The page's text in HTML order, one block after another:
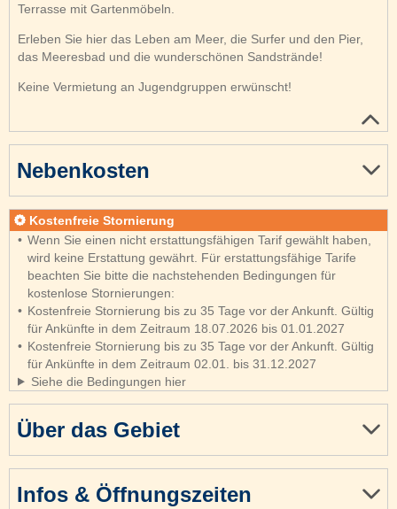
Terrasse mit Gartenmöbeln.
Erleben Sie hier das Leben am Meer, die Surfer und den Pier,
das Meeresbad und die wunderschönen Sandstrände!
Keine Vermietung an Jugendgruppen erwünscht!
Über das Gebiet
Infos & Öffnungszeiten
Nebenkosten
Kostenfreie Stornierung
Wenn Sie einen nicht erstattungsfähigen Tarif gewählt haben,
wird keine Erstattung gewährt. Für erstattungsfähige Tarife
beachten Sie bitte die nachstehenden Bedingungen für
kostenlose Stornierungen:
Kostenfreie Stornierung bis zu 35 Tage vor der Ankunft. Gültig
für Ankünfte in dem Zeitraum 18.07.2026 bis 01.01.2027
Kostenfreie Stornierung bis zu 35 Tage vor der Ankunft. Gültig
für Ankünfte in dem Zeitraum 02.01. bis 31.12.2027
Siehe die Bedingungen hier